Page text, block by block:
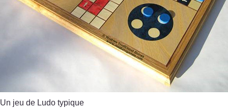
Un jeu de Ludo typique